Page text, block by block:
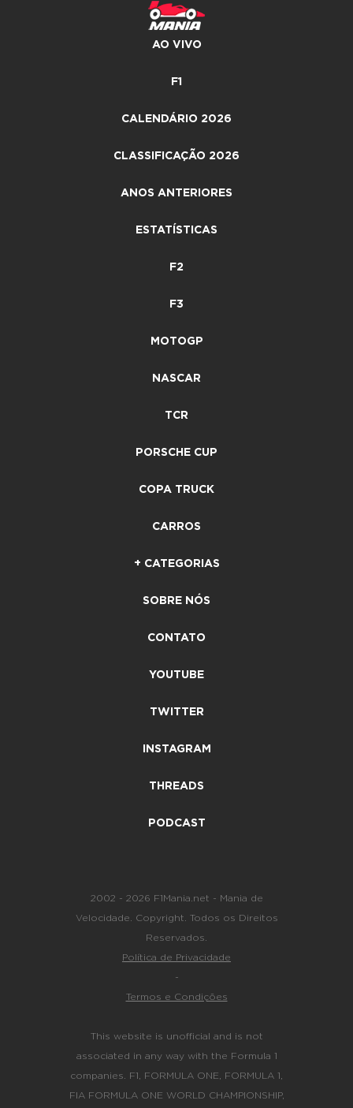
AO VIVO
F1
CALENDÁRIO 2026
CLASSIFICAÇÃO 2026
ANOS ANTERIORES
ESTATÍSTICAS
F2
F3
MOTOGP
NASCAR
TCR
PORSCHE CUP
COPA TRUCK
CARROS
+ CATEGORIAS
SOBRE NÓS
CONTATO
YOUTUBE
TWITTER
INSTAGRAM
THREADS
PODCAST
2002 - 2026 F1Mania.net - Mania de
Velocidade. Copyright. Todos os Direitos
Reservados.
Política de Privacidade
-
Termos e Condições
This website is unofficial and is not
associated in any way with the Formula 1
companies. F1, FORMULA ONE, FORMULA 1,
FIA FORMULA ONE WORLD CHAMPIONSHIP,